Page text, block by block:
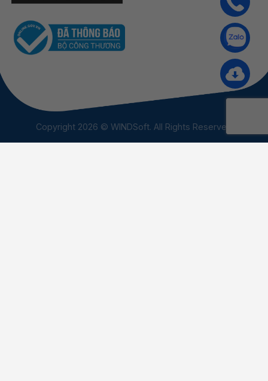
Copyright 2026 © WINDSoft. All Rights Reserved